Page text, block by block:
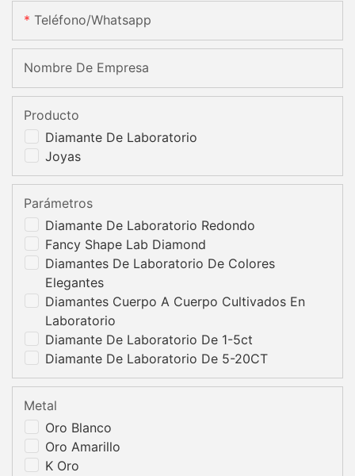
Teléfono/whatsapp
Nombre De Empresa
Diamante De Laboratorio
Joyas
Producto
Diamante De Laboratorio Redondo
Fancy Shape Lab Diamond
Diamantes De Laboratorio De Colores
Elegantes
Diamantes Cuerpo A Cuerpo Cultivados En
Laboratorio
Diamante De Laboratorio De 1-5ct
Diamante De Laboratorio De 5-20CT
Parámetros
Oro Blanco
Oro Amarillo
K Oro
Metal